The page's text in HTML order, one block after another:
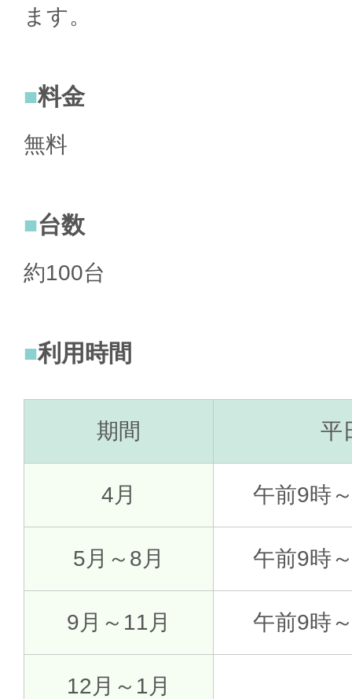
ます。
料金
無料
台数
約100台
利用時間
期間 平
4月 午前9時
5月～8月 午前9時
9月～11月 午前9時
12月～1月